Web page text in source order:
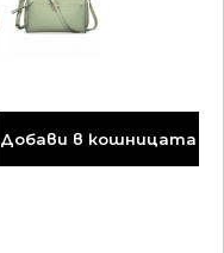
Добави в кошницата